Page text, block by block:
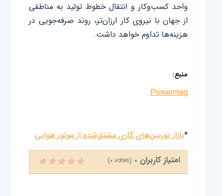
واحد کسب‌وکار و انتقال خطوط تولید به مناطقی
از جهان با نیروی کار ارزان‌تر، روند صرفه‌جویی در
هزینه‌ها تداوم خواهد داشت.
منبع:
Powermag
*بازار توربین‌های گازی مشتق‌شده از موتور هوایی
امتیاز کاربران 0
(0 votes)